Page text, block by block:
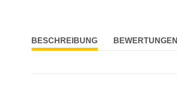
BESCHREIBUNG BEWERTUNGEN